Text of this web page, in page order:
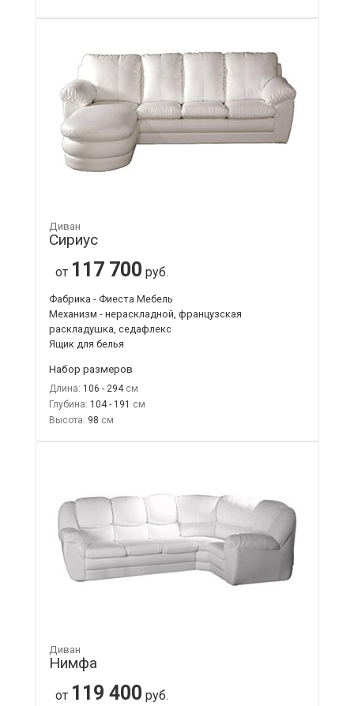
Диван
Сириус
от 117 700 руб.
Фабрика - Фиеста Мебель
Механизм - нераскладной, французская
раскладушка, седафлекс
Ящик для белья
Набор размеров
Длина: 106 - 294
Глубина: 104 - 191
Высота: 98
Диван
Нимфа
от 119 400 руб.